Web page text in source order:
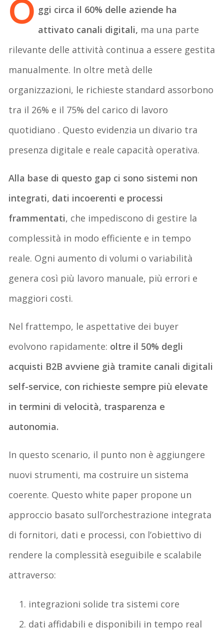
O ggi circa il 60% delle aziende ha
attivato canali digitali, ma una parte
rilevante delle attività continua a essere gestita
manualmente. In oltre metà delle
organizzazioni, le richieste standard assorbono
tra il 26% e il 75% del carico di lavoro
quotidiano . Questo evidenzia un divario tra
presenza digitale e reale capacità operativa.
Alla base di questo gap ci sono sistemi non
integrati, dati incoerenti e processi
frammentati, che impediscono di gestire la
complessità in modo efficiente e in tempo
reale. Ogni aumento di volumi o variabilità
genera così più lavoro manuale, più errori e
maggiori costi.
Nel frattempo, le aspettative dei buyer
evolvono rapidamente: oltre il 50% degli
acquisti B2B avviene già tramite canali digitali
self-service, con richieste sempre più elevate
in termini di velocità, trasparenza e
autonomia.
In questo scenario, il punto non è aggiungere
nuovi strumenti, ma costruire un sistema
coerente. Questo white paper propone un
approccio basato sull’orchestrazione integrata
di fornitori, dati e processi, con l’obiettivo di
rendere la complessità eseguibile e scalabile
attraverso:
integrazioni solide tra sistemi core
dati affidabili e disponibili in tempo real